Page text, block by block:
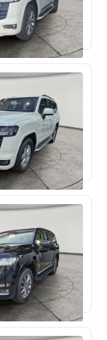
مستعملة 69,496 كم
مستعملة 3,102 كم
مستعملة 82,232 كم